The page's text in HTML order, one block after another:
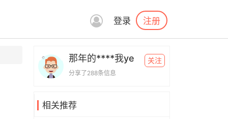
登录 注册
那年的****我ye
分享了288条信息
关注
相关推荐